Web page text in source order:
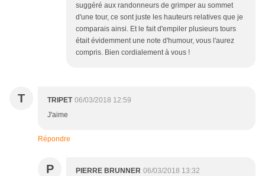
suggéré aux randonneurs de grimper au sommet
d'une tour, ce sont juste les hauteurs relatives que je
comparais ainsi. Et le fait d'empiler plusieurs tours
était évidemment une note d'humour, vous l'aurez
compris. Bien cordialement à vous !
T TRIPET 06/03/2018 12:59
J'aime
Répondre
P PIERRE BRUNNER 06/03/2018 13:32